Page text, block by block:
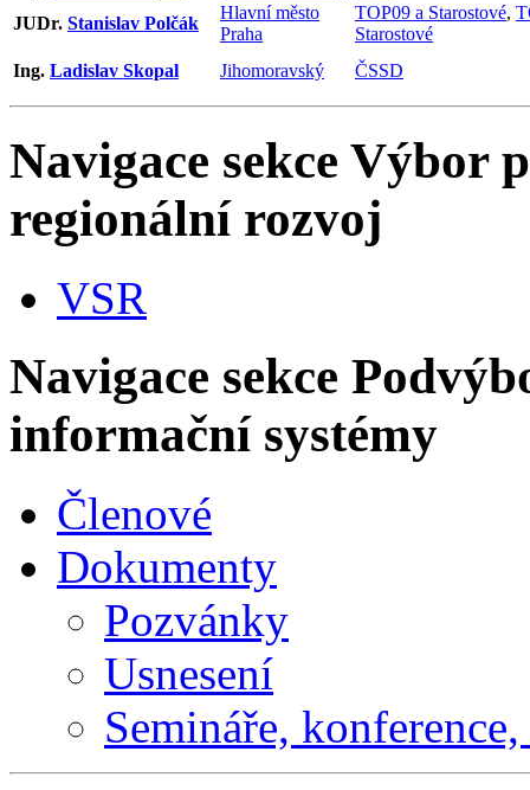
JUDr. Stanislav Polčák
Hlavní město
Praha
TOP09 a Starostové,
Starostové
Ing. Ladislav Skopal Jihomoravský ČSSD
Navigace sekce Výbor
regionální rozvoj
VSR
Navigace sekce
informační systémy
Členové
Dokumenty
Pozvánky
Usnesení
Semináře,